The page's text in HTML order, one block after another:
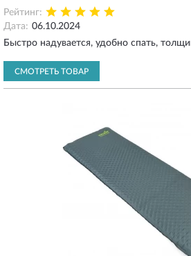
Рейтинг:
Дата: 06.10.2024
Быстро надувается, удобно спать,
СМОТРЕТЬ ТОВАР